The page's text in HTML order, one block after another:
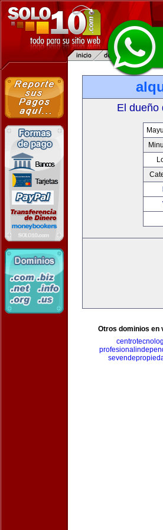
El dueño
Otros dominios en